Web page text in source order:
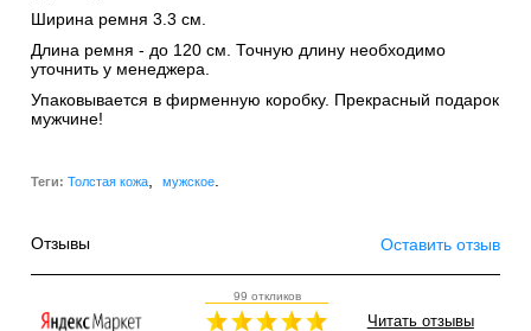
Ширина ремня 3.3 см.
Длина ремня - до 120 см. Точную длину необходимо
уточнить у менеджера.
Упаковывается в фирменную коробку. Прекрасный подарок
мужчине!
Теги: Толстая кожа, мужское.
Отзывы Оставить отзыв
99 откликов
Читать отзывы